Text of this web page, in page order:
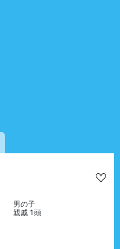
男の子
親戚 1頭